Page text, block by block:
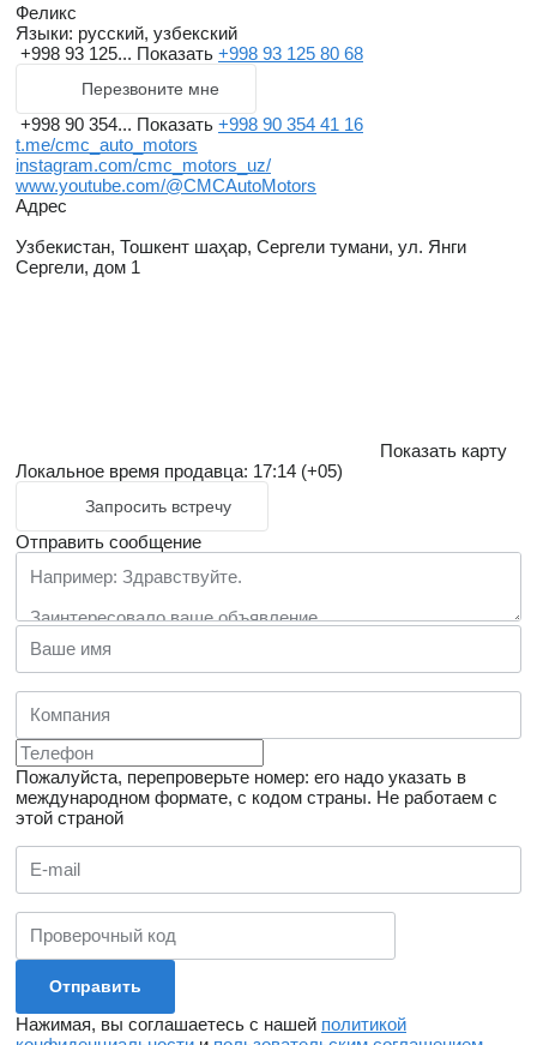
Феликс
Языки: русский, узбекский
+998 93 125... Показать +998 93 125 80 68
Перезвоните мне
+998 90 354... Показать +998 90 354 41 16
t.me/cmc_auto_motors
instagram.com/cmc_motors_uz/
www.youtube.com/@CMCAutoMotors
Адрес
Узбекистан, Тошкент шаҳар, Сергели тумани, ул. Янги
Сергели, дом 1
Показать карту
Локальное время продавца: 17:14 (+05)
Запросить встречу
Отправить сообщение
Пожалуйста, перепроверьте номер: его надо указать в
международном формате, с кодом страны. Не работаем с
этой страной
Нажимая, вы соглашаетесь с нашей политикой